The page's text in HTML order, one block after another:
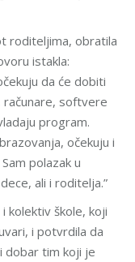
roditeljima, obratila
istakla:
da će dobiti
računare, softvere
program.
očekuju i
polazak u
ali i roditelja.”
kolektiv škole, koji
i potvrdila da
dobar tim koji je